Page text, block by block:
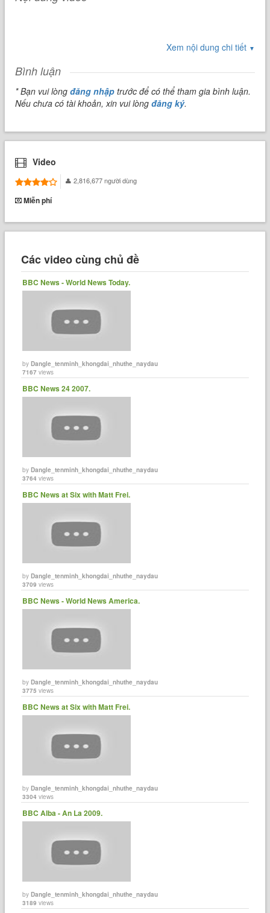
Xem nội dung chi tiết ▼
Bình luận
* Bạn vui lòngđăng nhập trước để có thể tham gia bình luận.
Nếu chưa có tài khoản, xin vui lòngđăng ký.
Video
2,816,677 người dùng
Miễn phí
Các video cùng chủ đề
BBC News - World News Today.
byDangle_tenminh_khongdai_nhuthe_naydau
7167 views
BBC News 24 2007.
byDangle_tenminh_khongdai_nhuthe_naydau
3764 views
BBC News at Six with Matt Frei.
byDangle_tenminh_khongdai_nhuthe_naydau
3709 views
BBC News - World News America.
byDangle_tenminh_khongdai_nhuthe_naydau
3775 views
BBC News at Six with Matt Frei.
byDangle_tenminh_khongdai_nhuthe_naydau
3304 views
BBC Alba - An La 2009.
byDangle_tenminh_khongdai_nhuthe_naydau
3189 views